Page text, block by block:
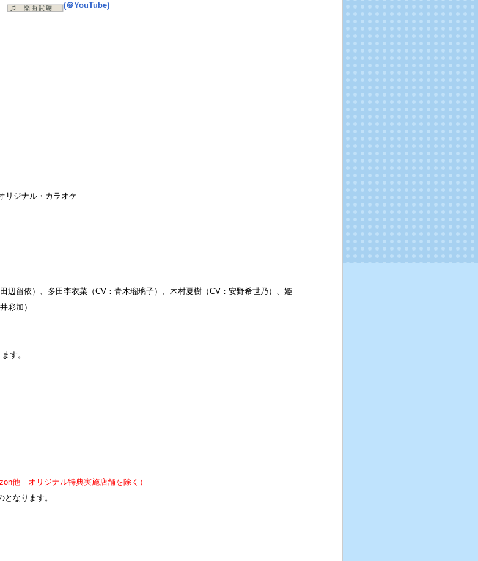
(＠YouTube)
リジナル・カラオケ
辺留依）、多田李衣菜（CV：青木瑠璃子）、木村夏樹（CV：安野希世乃）、姫
彩加）
す。
他 オリジナル特典実施店舗を除く）
なります。